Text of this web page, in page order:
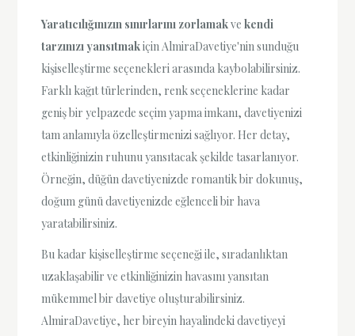
Yaratıcılığınızın sınırlarını zorlamakvekendi
tarzınızı yansıtmakiçin AlmiraDavetiye'nin sunduğu
kişiselleştirme seçenekleri arasında kaybolabilirsiniz.
Farklı kağıt türlerinden, renk seçeneklerine kadar
geniş bir yelpazede seçim yapma imkanı, davetiyenizi
tam anlamıyla özelleştirmenizi sağlıyor. Her detay,
etkinliğinizin ruhunu yansıtacak şekilde tasarlanıyor.
Örneğin, düğün davetiyenizde romantik bir dokunuş,
doğum günü davetiyenizde eğlenceli bir hava
yaratabilirsiniz.
Bu kadar kişiselleştirme seçeneği ile, sıradanlıktan
uzaklaşabilir ve etkinliğinizin havasını yansıtan
mükemmel bir davetiye oluşturabilirsiniz.
AlmiraDavetiye, her bireyin hayalindeki davetiyeyi